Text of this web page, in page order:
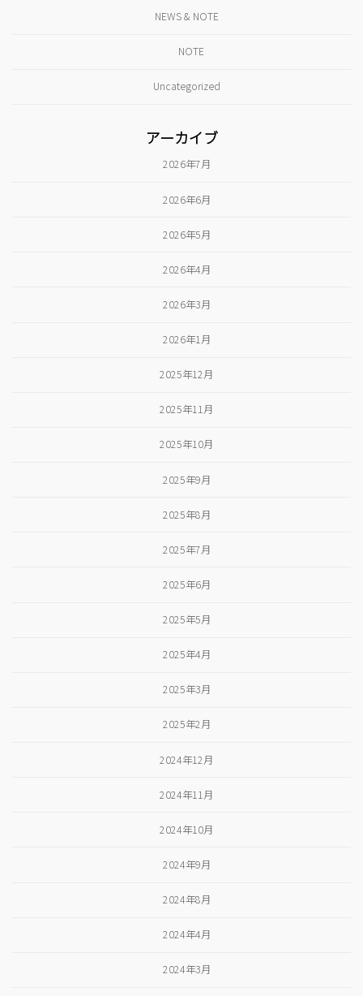
NEWS & NOTE
NOTE
Uncategorized
アーカイブ
2026年7月
2026年6月
2026年5月
2026年4月
2026年3月
2026年1月
2025年12月
2025年11月
2025年10月
2025年9月
2025年8月
2025年7月
2025年6月
2025年5月
2025年4月
2025年3月
2025年2月
2024年12月
2024年11月
2024年10月
2024年9月
2024年8月
2024年4月
2024年3月